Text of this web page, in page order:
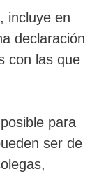
incluye en
declaración
con las que
para
ser de